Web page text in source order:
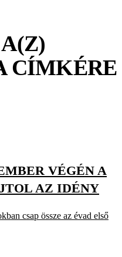
CÍMKÉRE
VÉGÉN A
AZ IDÉNY
csap össze az évad első